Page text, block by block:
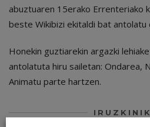
abuztuaren 15erako Errenteriako
beste Wikibizi ekitaldi bat antolatu
Honekin guztiarekin argazki
antolatuta hiru sailetan: Ondarea,
Animatu parte hartzen.